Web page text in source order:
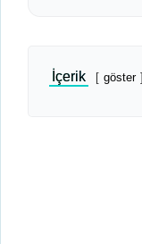
İçerik göster